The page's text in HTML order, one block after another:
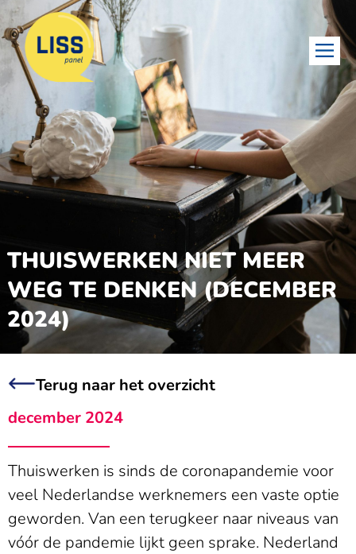
THUISWERKEN NIET MEER
WEG TE DENKEN (DECEMBER
2024)
Terug naar het overzicht
december 2024
Thuiswerken is sinds de coronapandemie voor
veel Nederlandse werknemers een vaste optie
geworden. Van een terugkeer naar niveaus van
vóór de pandemie lijkt geen sprake. Nederland